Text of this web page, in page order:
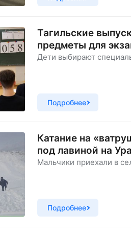
Тагильские
предметы для
Дети выбирают
Подробнее
Катание на
под лавиной на
Мальчики приехали в
Подробнее